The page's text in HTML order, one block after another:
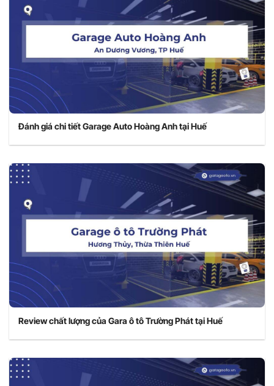
Đánh giá chi tiết Garage Auto Hoàng Anh tại Huế
Review chất lượng của Gara ô tô Trường Phát tại Huế